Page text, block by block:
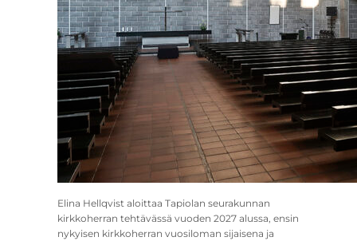
Elina Hellqvist aloittaa Tapiolan seurakunnan
kirkkoherran tehtävässä vuoden 2027 alussa, ensin
nykyisen kirkkoherran vuosiloman sijaisena ja